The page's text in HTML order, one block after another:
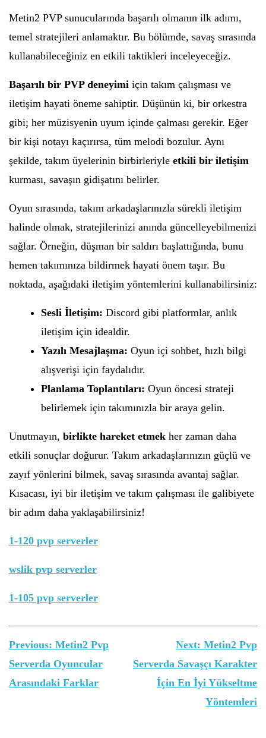
Metin2 PVP sunucularında başarılı olmanın ilk adımı,
temel stratejileri anlamaktır. Bu bölümde, savaş sırasında
kullanabileceğiniz en etkili taktikleri inceleyeceğiz.
Başarılı bir PVP deneyimi için takım çalışması ve
iletişim hayati öneme sahiptir. Düşünün ki, bir orkestra
gibi; her müzisyenin uyum içinde çalması gerekir. Eğer
bir kişi notayı kaçırırsa, tüm melodi bozulur. Aynı
şekilde, takım üyelerinin birbirleriyle etkili bir iletişim
kurması, savaşın gidişatını belirler.
Oyun sırasında, takım arkadaşlarınızla sürekli iletişim
halinde olmak, stratejilerinizi anında güncelleyebilmenizi
sağlar. Örneğin, düşman bir saldırı başlattığında, bunu
hemen takımınıza bildirmek hayati önem taşır. Bu
noktada, aşağıdaki iletişim yöntemlerini kullanabilirsiniz:
Sesli İletişim: Discord gibi platformlar, anlık
iletişim için idealdir.
Yazılı Mesajlaşma: Oyun içi sohbet, hızlı bilgi
alışverişi için faydalıdır.
Planlama Toplantıları: Oyun öncesi strateji
belirlemek için takımınızla bir araya gelin.
Unutmayın, birlikte hareket etmek her zaman daha
etkili sonuçlar doğurur. Takım arkadaşlarınızın güçlü ve
zayıf yönlerini bilmek, savaş sırasında avantaj sağlar.
Kısacası, iyi bir iletişim ve takım çalışması ile galibiyete
bir adım daha yaklaşabilirsiniz!
1-120 pvp serverler
wslik pvp serverler
1-105 pvp serverler
Yazı
gezinmesi
Previous: Metin2 Pvp
Serverda Oyuncular
Arasındaki Farklar
Next: Metin2 Pvp
Serverda Savaşçı Karakter
İçin En İyi Yükseltme
Yöntemleri